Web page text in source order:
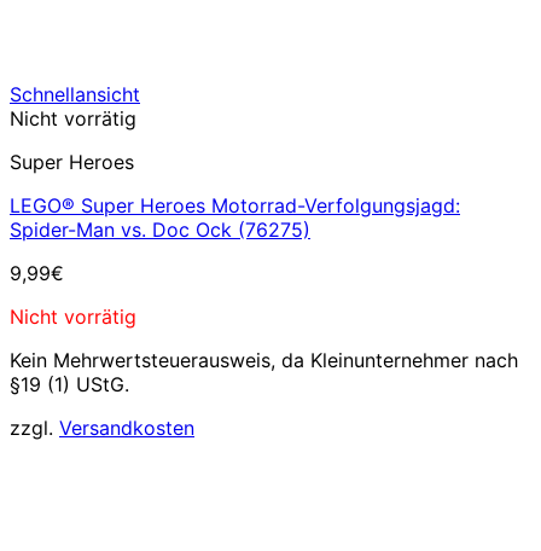
Schnellansicht
Nicht vorrätig
Super Heroes
LEGO® Super Heroes Motorrad-Verfolgungsjagd:
Spider-Man vs. Doc Ock (76275)
9,99€
Nicht vorrätig
Kein Mehrwertsteuerausweis, da Kleinunternehmer nach
§19 (1) UStG.
zzgl. Versandkosten